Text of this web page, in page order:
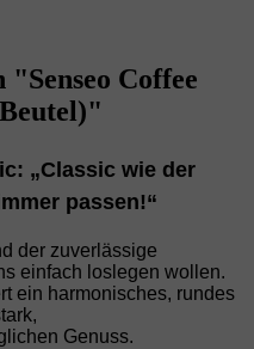
Coffee
„Classic wie der
passen!“
der zuverlässige
einfach loslegen wollen.
ein harmonisches, rundes
Genuss.